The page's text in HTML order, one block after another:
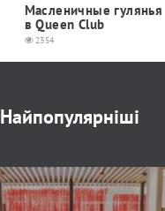
Масленичные гулянья
в Queen Club
2354
Найпопулярніші